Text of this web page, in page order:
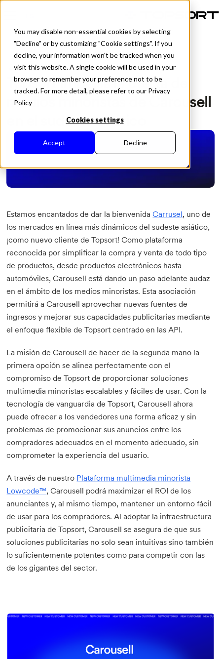
You may disable non-essential cookies by selecting
"Decline" or by customizing "Cookie settings". If you
decline, your information won't be tracked when you
visit this website. A single cookie will be used in your
browser to remember your preference not to be
tracked. For more detail, please refer to our Privacy
Policy
Cookies settings
Accept Decline
All Posts
Topsort impulsa la oferta de
medios minoristas de Carousell
en el sudeste asiático
Estamos encantados de dar la bienvenidaCarrusel, uno de
los mercados en línea más dinámicos del sudeste asiático,
¡como nuevo cliente de Topsort! Como plataforma
reconocida por simplificar la compra y venta de todo tipo
de productos, desde productos electrónicos hasta
automóviles, Carousell está dando un paso adelante audaz
en el ámbito de los medios minoristas. Esta asociación
permitirá a Carousell aprovechar nuevas fuentes de
ingresos y mejorar sus capacidades publicitarias mediante
el enfoque flexible de Topsort centrado en las API.
La misión de Carousell de hacer de la segunda mano la
primera opción se alinea perfectamente con el
compromiso de Topsort de proporcionar soluciones
multimedia minoristas escalables y fáciles de usar. Con la
tecnología de vanguardia de Topsort, Carousell ahora
puede ofrecer a los vendedores una forma eficaz y sin
problemas de promocionar sus anuncios entre los
compradores adecuados en el momento adecuado, sin
comprometer la experiencia del usuario.
A través de nuestro Plataforma multimedia minorista
Lowcode™, Carousell podrá maximizar el ROI de los
anunciantes y, al mismo tiempo, mantener un entorno fácil
de usar para los compradores. Al adoptar la infraestructura
publicitaria de Topsort, Carousell se asegura de que sus
soluciones publicitarias no solo sean intuitivas sino también
lo suficientemente potentes como para competir con las
de los gigantes del sector.